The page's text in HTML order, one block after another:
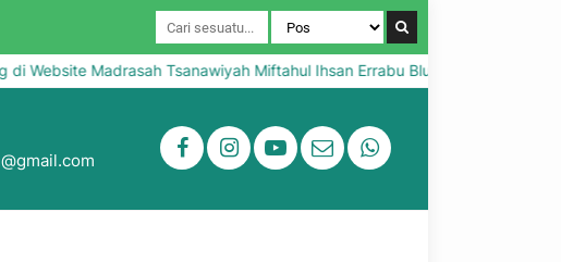
Website Madrasah Tsanawiyah Miftahul Ihsan Errabu Bluto Sumenep